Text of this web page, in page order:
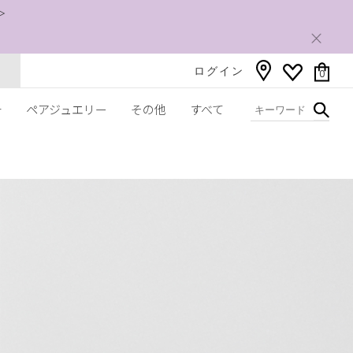
ログイン 0
ペアジュエリー その他 すべて